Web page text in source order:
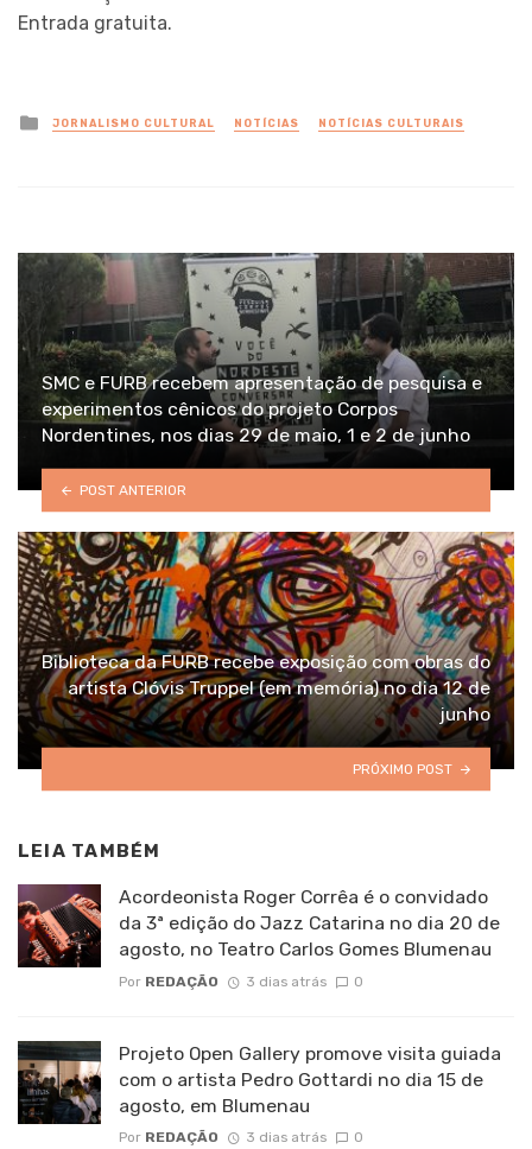
Entrada gratuita.
Posted
in
JORNALISMO CULTURAL NOTÍCIAS NOTÍCIAS CULTURAIS
SMC e FURB recebem apresentação de pesquisa e
experimentos cênicos do projeto Corpos
Nordentines, nos dias 29 de maio, 1 e 2 de junho
POST ANTERIOR
Biblioteca da FURB recebe exposição com obras do
artista Clóvis Truppel (em memória) no dia 12 de
junho
PRÓXIMO POST
LEIA TAMBÉM
Acordeonista Roger Corrêa é o convidado
da 3ª edição do Jazz Catarina no dia 20 de
agosto, no Teatro Carlos Gomes Blumenau
Por REDAÇÃO 3 dias atrás 0
Projeto Open Gallery promove visita guiada
com o artista Pedro Gottardi no dia 15 de
agosto, em Blumenau
Por REDAÇÃO 3 dias atrás 0